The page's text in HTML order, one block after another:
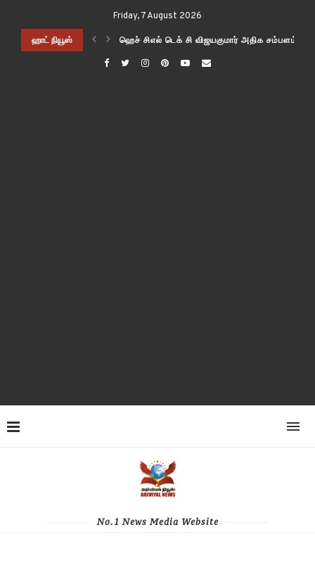
Friday, 7 August 2026
ஹாட் நியூஸ்
மரபணு பொறியியல் முயற்சிகளுக்கு இதை ஒரு பயனுள்ள கருவியாக
ஹெச் சிஎல் டெக் சி விஜயகுமார் அதிக சம்பளம்
No.1 News Media Website